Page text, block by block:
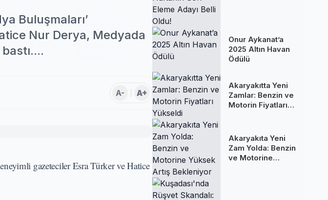
Buluşmaları’
Nur Derya, Medyada
A- A+
gazeteciler Esra Türker ve Hatice
Onur Aykanat’a
2025 Altın Havan
Ödülü
Akaryakıtta Yeni
Zamlar: Benzin ve
Motorin Fiyatları
Akaryakıta Yeni
Zam Yolda: Benzin
ve Motorine